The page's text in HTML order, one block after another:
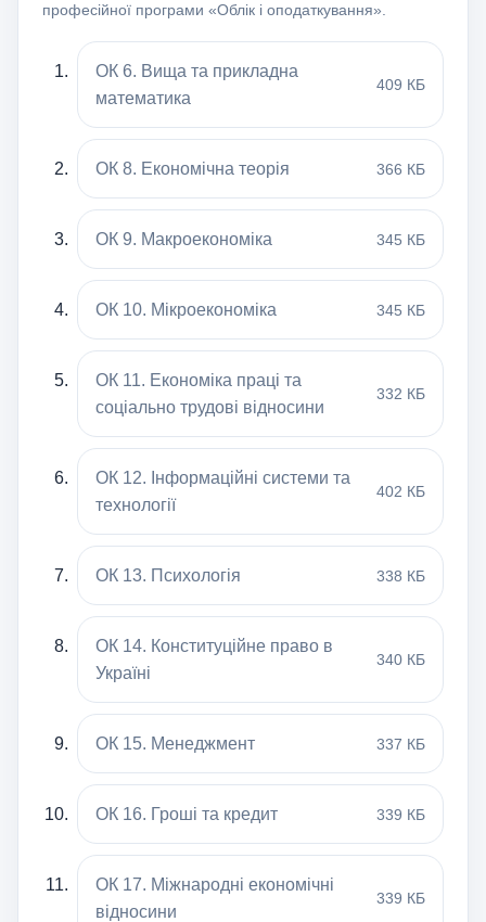
професійної програми «Облік і оподаткування».
ОК 6. Вища та прикладна
математика
409 КБ
ОК 8. Економічна теорія 366 КБ
ОК 9. Макроекономіка 345 КБ
ОК 10. Мікроекономіка 345 КБ
ОК 11. Економіка праці та
соціально трудові відносини
332 КБ
ОК 12. Інформаційні системи та
технології
402 КБ
ОК 13. Психологія 338 КБ
ОК 14. Конституційне право в
Україні
340 КБ
ОК 15. Менеджмент 337 КБ
ОК 16. Гроші та кредит 339 КБ
ОК 17. Міжнародні економічні
відносини
339 КБ